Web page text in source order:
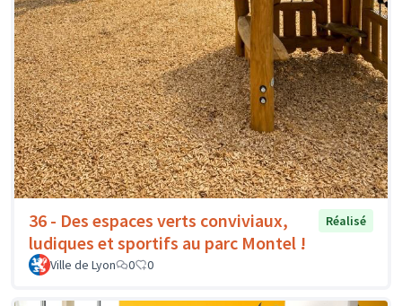
36 - Des espaces verts conviviaux,
ludiques et sportifs au parc Montel !
Réalisé
Ville de Lyon 0 0